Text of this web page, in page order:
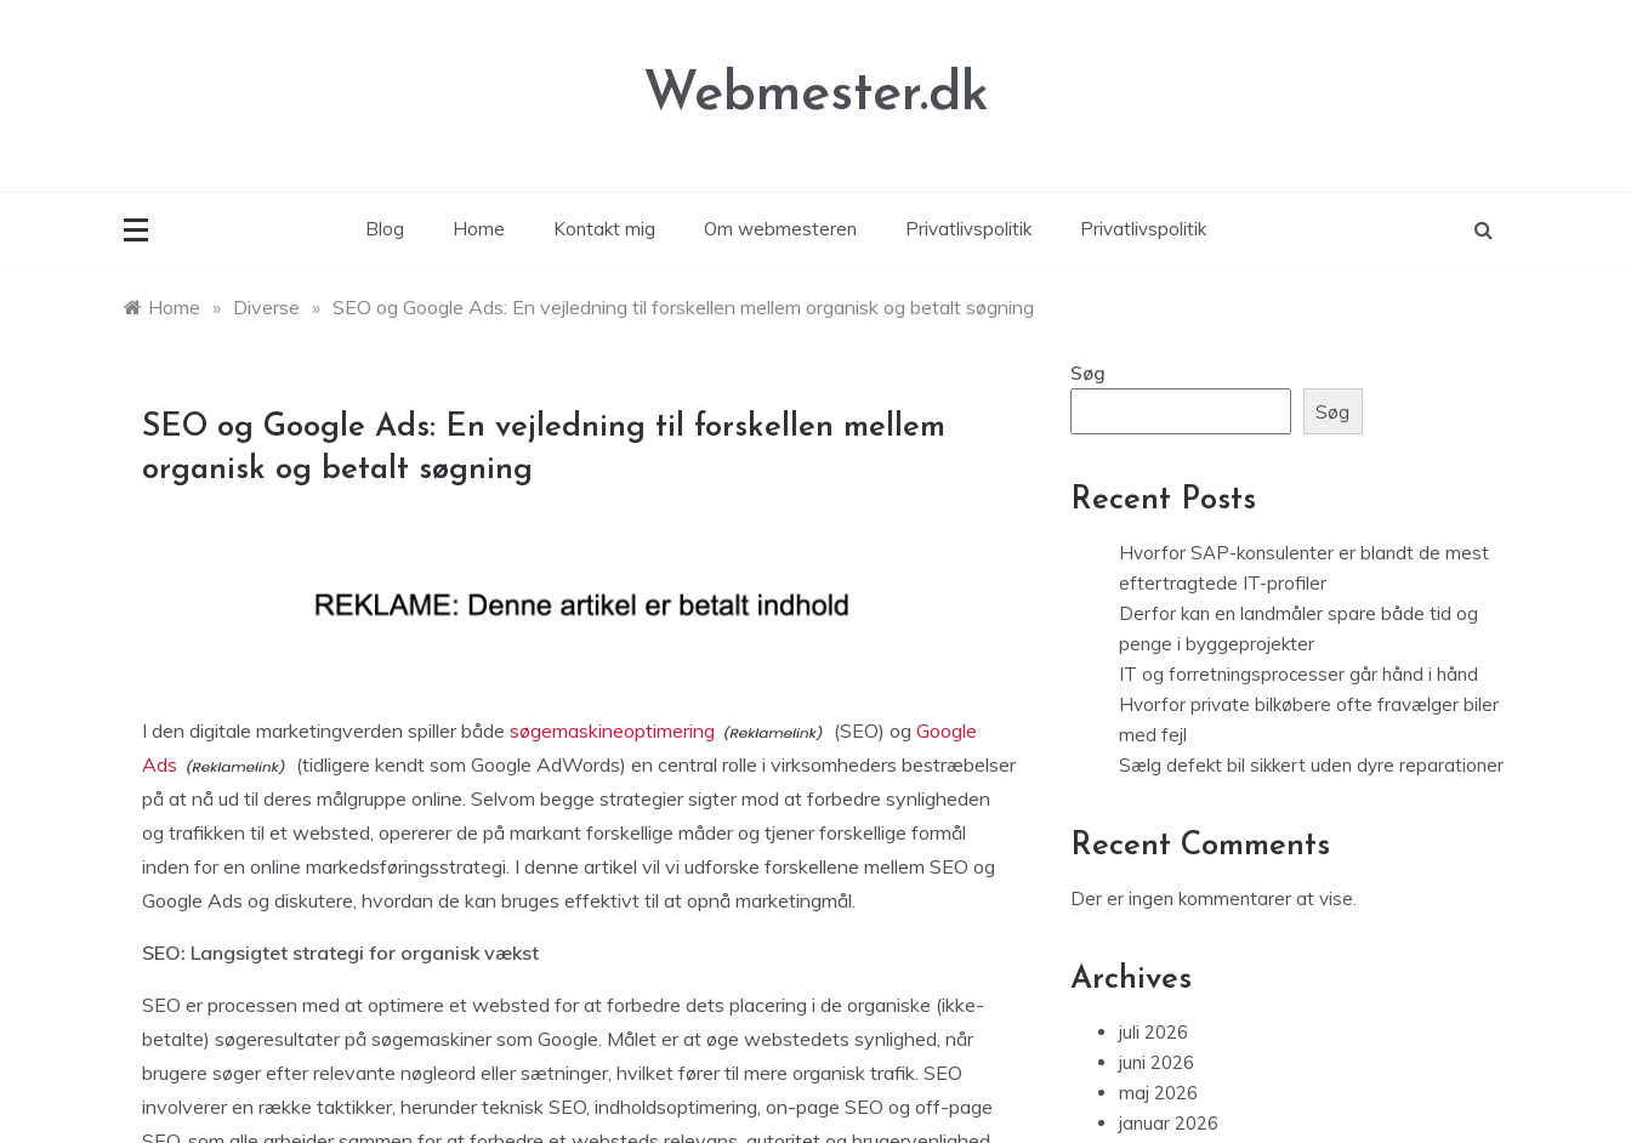
Webmester.dk
Blog Home Kontakt mig Om webmesteren Privatlivspolitik Privatlivspolitik
Home » Diverse » SEO og Google Ads: En vejledning til forskellen mellem organisk og betalt søgning
SEO og Google Ads: En vejledning til forskellen mellem
organisk og betalt søgning
I den digitale marketingverden spiller både søgemaskineoptimering (SEO) og Google
Ads
(tidligere kendt som Google AdWords) en central rolle i virksomheders bestræbelser
på at nå ud til deres målgruppe online. Selvom begge strategier sigter mod at forbedre synligheden
og trafikken til et websted, opererer de på markant forskellige måder og tjener forskellige formål
inden for en online markedsføringsstrategi. I denne artikel vil vi udforske forskellene mellem SEO og
Google Ads og diskutere, hvordan de kan bruges effektivt til at opnå marketingmål.
SEO: Langsigtet strategi for organisk vækst
SEO er processen med at optimere et websted for at forbedre dets placering i de organiske (ikke-
betalte) søgeresultater på søgemaskiner som Google. Målet er at øge webstedets synlighed, når
brugere søger efter relevante nøgleord eller sætninger, hvilket fører til mere organisk trafik. SEO
involverer en række taktikker, herunder teknisk SEO, indholdsoptimering, on-page SEO og off-page
Søg
Søg
Recent Posts
Hvorfor SAP-konsulenter er blandt de mest
eftertragtede IT-profiler
Derfor kan en landmåler spare både tid og
penge i byggeprojekter
IT og forretningsprocesser går hånd i hånd
Hvorfor private bilkøbere ofte fravælger biler
med fejl
Sælg defekt bil sikkert uden dyre reparationer
Recent Comments
Der er ingen kommentarer at vise.
Archives
juli 2026
juni 2026
maj 2026
januar 2026